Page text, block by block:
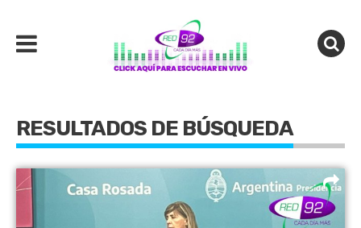
RESULTADOS DE BÚSQUEDA